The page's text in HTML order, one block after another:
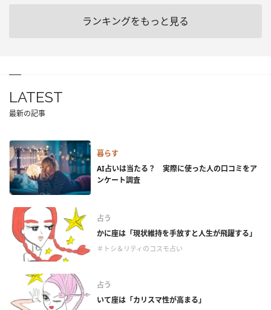
ランキングをもっと見る
LATEST
最新の記事
暮らす
AI占いは当たる？ 実際に使った人の口コミをア
ンケート調査
占う
かに座は「現状維持を手放すと人生が飛躍する」
＃トシ＆リティのコスモ占い
占う
いて座は「カリスマ性が高まる」